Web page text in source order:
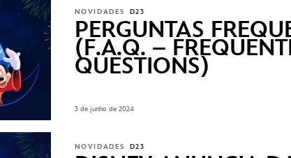
NOVIDADES D23
PERGUNTAS
(F.A.Q. –
QUESTIONS)
3 de junho de 2024
NOVIDADES D23